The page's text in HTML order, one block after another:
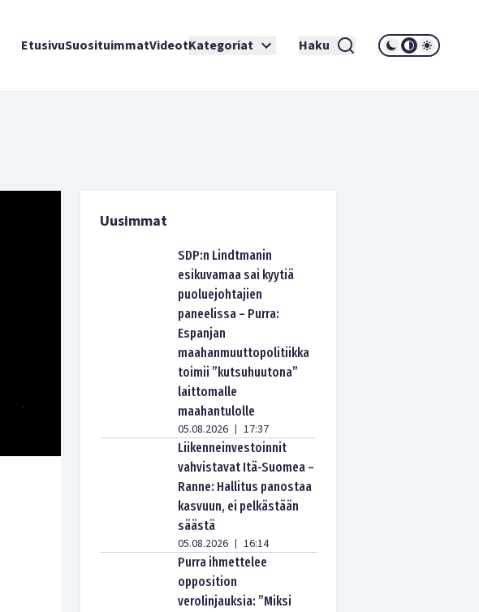
EtusivuSuosituimmatVideotKategoriat Haku
Uusimmat
SDP:n Lindtmanin
esikuvamaa sai kyytiä
puoluejohtajien
paneelissa – Purra:
Espanjan
maahanmuuttopolitiikka
toimii ”kutsuhuutona”
laittomalle
maahantulolle
05.08.2026 | 17:37
Liikenneinvestoinnit
vahvistavat Itä-Suomea –
Ranne: Hallitus panostaa
kasvuun, ei pelkästään
säästä
05.08.2026 | 16:14
Purra ihmettelee
opposition
verolinjauksia: ”Miksi